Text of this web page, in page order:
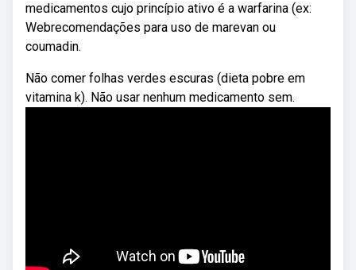
medicamentos cujo princípio ativo é a warfarina (ex:
Webrecomendações para uso de marevan ou
coumadin.
Não comer folhas verdes escuras (dieta pobre em
vitamina k). Não usar nenhum medicamento sem.